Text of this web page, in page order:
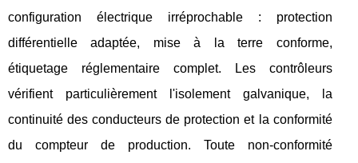
configuration électrique irréprochable : protection
différentielle adaptée, mise à la terre conforme,
étiquetage réglementaire complet. Les contrôleurs
vérifient particulièrement l'isolement galvanique, la
continuité des conducteurs de protection et la conformité
du compteur de production. Toute non-conformité